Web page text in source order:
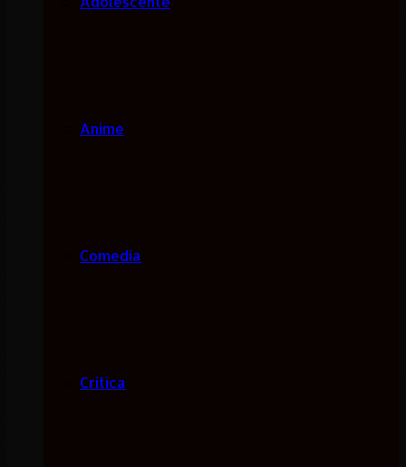
Anime
Comedia
Critica